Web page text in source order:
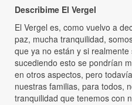
Describime El Vergel
El Vergel es, como vuelvo a
paz, mucha tranquilidad,
que ya no están y si
sucediendo esto se pondrían
en otros aspectos, pero
nuestras familias, para todos,
tranquilidad que tenemos con